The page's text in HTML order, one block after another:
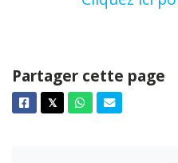
Partager cette page
Facebook
𝕏TwitterWhatsappCourriel